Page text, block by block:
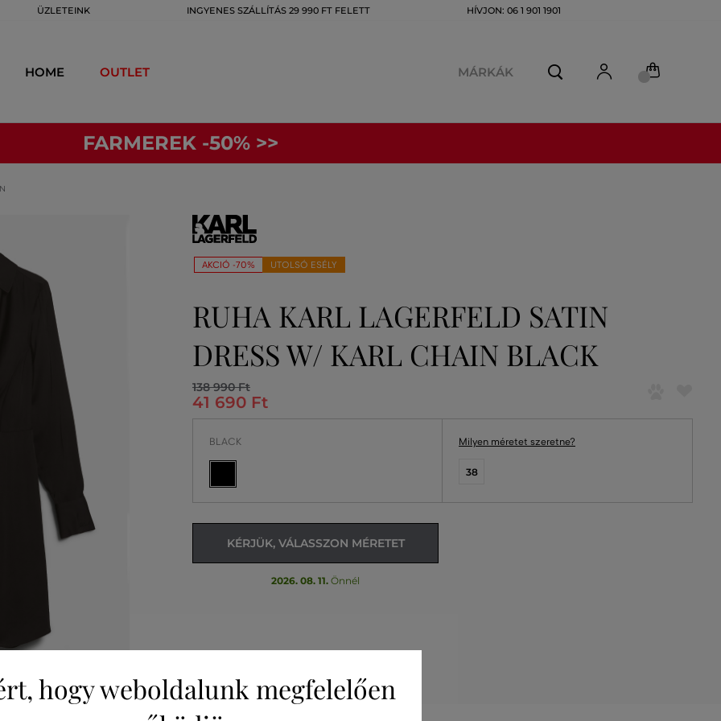
ÜZLETEINK INGYENES SZÁLLÍTÁS 29 990 FT FELETT HÍVJON: 06 1 901 1901
HOME OUTLET MÁRKÁK
FARMEREK -50% >>
AKCIÓ -70% UTOLSÓ ESÉLY
RUHA KARL LAGERFELD SATIN
DRESS W/ KARL CHAIN BLACK
138 990 Ft
41 690 Ft
BLACK Milyen méretet szeretne?
38
KÉRJÜK, VÁLASSZON MÉRETET
2026. 08. 11. Önnél
hogy weboldalunk megfelelően